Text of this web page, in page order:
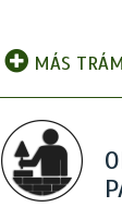
MÁS